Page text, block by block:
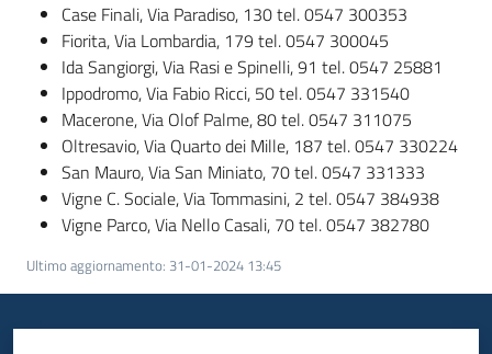
Newsletter
Case Finali, Via Paradiso, 130 tel. 0547 300353
Fiorita, Via Lombardia, 179 tel. 0547 300045
Ida Sangiorgi, Via Rasi e Spinelli, 91 tel. 0547 25881
Ippodromo, Via Fabio Ricci, 50 tel. 0547 331540
Macerone, Via Olof Palme, 80 tel. 0547 311075
Oltresavio, Via Quarto dei Mille, 187 tel. 0547 330224
San Mauro, Via San Miniato, 70 tel. 0547 331333
Vigne C. Sociale, Via Tommasini, 2 tel. 0547 384938
Vigne Parco, Via Nello Casali, 70 tel. 0547 382780
Ultimo aggiornamento: 31-01-2024 13:45